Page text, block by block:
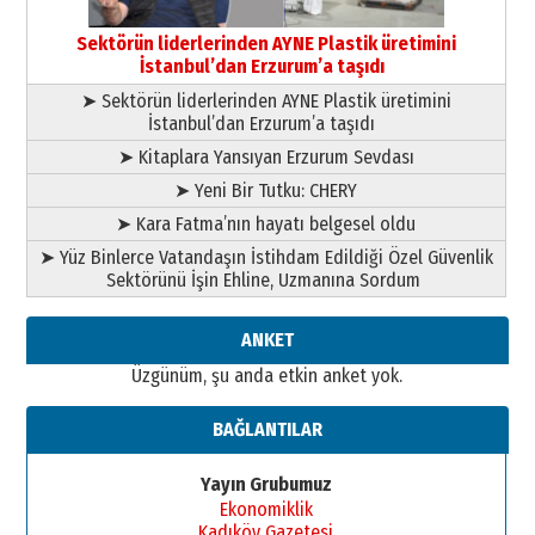
Başkan Sekmen’den Erzurum’a
bir vizyon proje daha!
02 Ağustos 2026 Pazar
Sektörün liderlerinden AYNE Plastik üretimini
İstanbul’dan Erzurum’a taşıdı
➤ Sektörün liderlerinden AYNE Plastik üretimini
İstanbul’dan Erzurum’a taşıdı
➤ Kitaplara Yansıyan Erzurum Sevdası
➤ Yeni Bir Tutku: CHERY
➤ Kara Fatma’nın hayatı belgesel oldu
➤ Yüz Binlerce Vatandaşın İstihdam Edildiği Özel Güvenlik
Sektörünü İşin Ehline, Uzmanına Sordum
ANKET
Üzgünüm, şu anda etkin anket yok.
BAĞLANTILAR
Yayın Grubumuz
Ekonomiklik